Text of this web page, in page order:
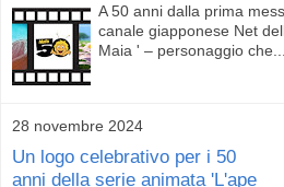
A 50 anni dalla prima
canale giapponese Net
Maia ' – personaggio che...
28 novembre 2024
Un logo celebrativo per i 50
anni della serie animata 'L'ape